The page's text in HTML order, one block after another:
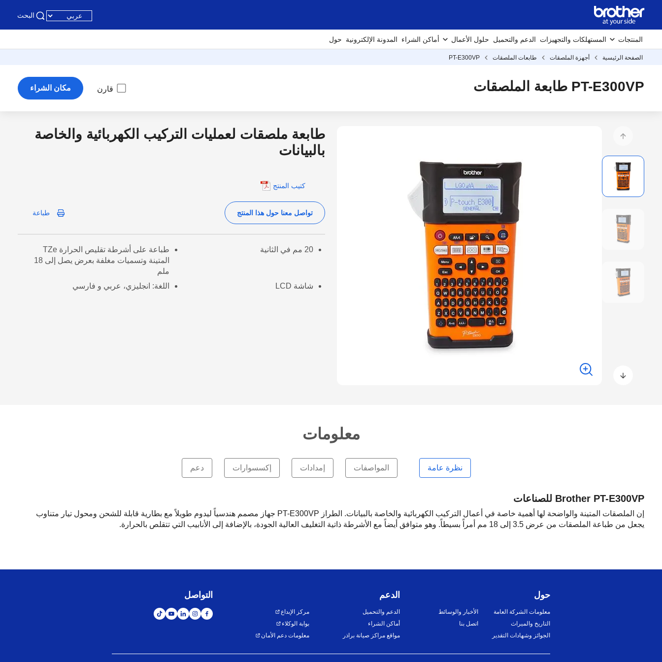
البحث
المنتجات المستهلكات والتجهيزات الدعم والتحميل حلول الأعمال أماكن الشراء المدونة الإلكترونية حول
الصفحة الرئيسية أجهزة الملصقات طابعات الملصقات PT-E300VP
PT-E300VP طابعة الملصقات قارن مكان الشراء
طابعة ملصقات لعمليات التركيب الكهربائية والخاصة
بالبيانات
كتيب المنتج
تواصل معنا حول هذا المنتج طباعة
20 مم في الثانية
طباعة على أشرطة تقليص الحرارة TZe
المتينة وتسميات مغلفة بعرض يصل إلى 18
ملم
شاشة LCD
اللغة: انجليزي، عربي و فارسي
معلومات
نظرة عامة المواصفات إمدادات إكسسوارات دعم
Brother PT-E300VP للصناعات
إن الملصقات المتينة والواضحة لها أهمية خاصة في أعمال التركيب الكهربائية والخاصة بالبيانات. الطراز PT-E300VP جهاز مصمم هندسياً ليدوم طويلاً مع بطارية قابلة للشحن ومحول تيار متناوب
يجعل من طباعة الملصقات من عرض 3.5 إلى 18 مم أمراً بسيطاً. وهو متوافق أيضاً مع الأشرطة ذاتية التغليف العالية الجودة، بالإضافة إلى الأنابيب التي تتقلص بالحرارة.
حول
معلومات الشركة العامة
التاريخ والميراث
الجوائز وشهادات التقدير
الأخبار والوسائط
اتصل بنا
الدعم
الدعم والتحميل
أماكن الشراء
مواقع مراكز صيانة براذر
مركز الإبداع
بوابة الوكلاء
معلومات دعم الأمان
التواصل